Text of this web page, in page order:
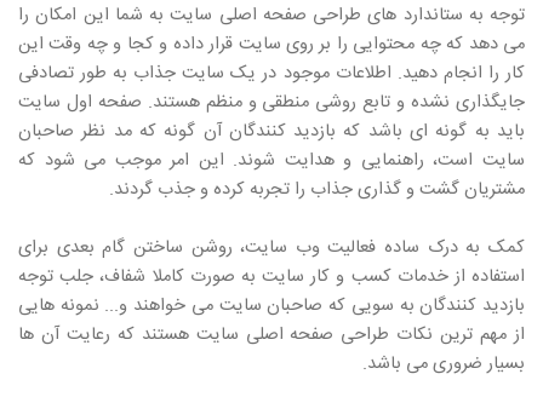
توجه به ستاندارد های طراحی صفحه اصلی سایت به شما این امکان را
می دهد که چه محتوایی را بر روی سایت قرار داده و کجا و چه وقت این
کار را انجام دهید. اطلاعات موجود در یک سایت جذاب به طور تصادفی
جایگذاری نشده و تابع روشی منطقی و منظم هستند. صفحه اول سایت
باید به گونه ای باشد که بازدید کنندگان آن گونه که مد نظر صاحبان
سایت است، راهنمایی و هدایت شوند. این امر موجب می شود که
مشتریان گشت و گذاری جذاب را تجربه کرده و جذب گردند.
کمک به درک ساده فعالیت وب سایت، روشن ساختن گام بعدی برای
استفاده از خدمات کسب و کار سایت به صورت کاملا شفاف، جلب توجه
بازدید کنندگان به سویی که صاحبان سایت می خواهند و... نمونه هایی
از مهم ترین نکات طراحی صفحه اصلی سایت هستند که رعایت آن ها
بسیار ضروری می باشد.